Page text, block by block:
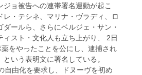
ョ被告への連帯署名運動が起こ
レ・テシネ、マリナ・ヴラディ、ロ
ダールら、さらにベルジェ・サン・
ィスト・文化人も立ち上がり、 2日
をやったことを公にし、逮捕され
いう表明文に署名している。
由化を要求し、ドヌーヴを初め